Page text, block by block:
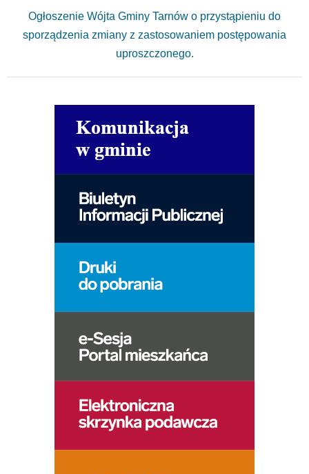
Ogłoszenie Wójta Gminy Tarnów o przystąpieniu do
sporządzenia zmiany z zastosowaniem postępowania
uproszczonego.